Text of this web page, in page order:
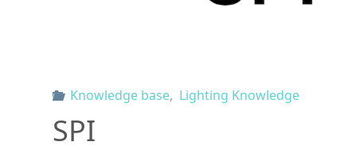
Knowledge base, Lighting Knowledge
SPI